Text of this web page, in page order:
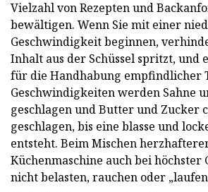
Vielzahl von Rezepten und
bewältigen. Wenn Sie mit einer
Geschwindigkeit beginnen,
Inhalt aus der Schüssel spritzt, und
für die Handhabung empfindlicher
Geschwindigkeiten werden Sahne
geschlagen und Butter und Zucker
geschlagen, bis eine blasse und
entsteht. Beim Mischen
Küchenmaschine auch bei
nicht belasten, rauchen oder